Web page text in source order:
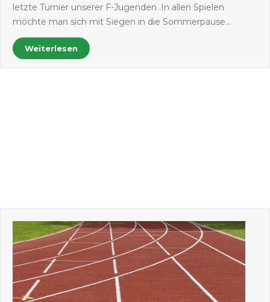
letzte Turnier unserer F-Jugenden .In allen Spielen
möchte man sich mit Siegen in die Sommerpause…
Weiterlesen